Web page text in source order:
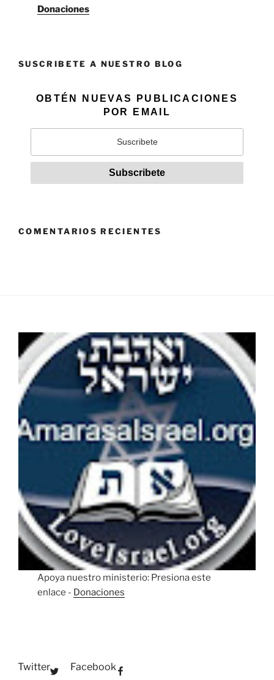
Donaciones
SUSCRIBETE A NUESTRO BLOG
OBTÉN NUEVAS PUBLICACIONES
POR EMAIL
COMENTARIOS RECIENTES
Apoya nuestro ministerio: Presiona este
enlace - Donaciones
Twitter Facebook